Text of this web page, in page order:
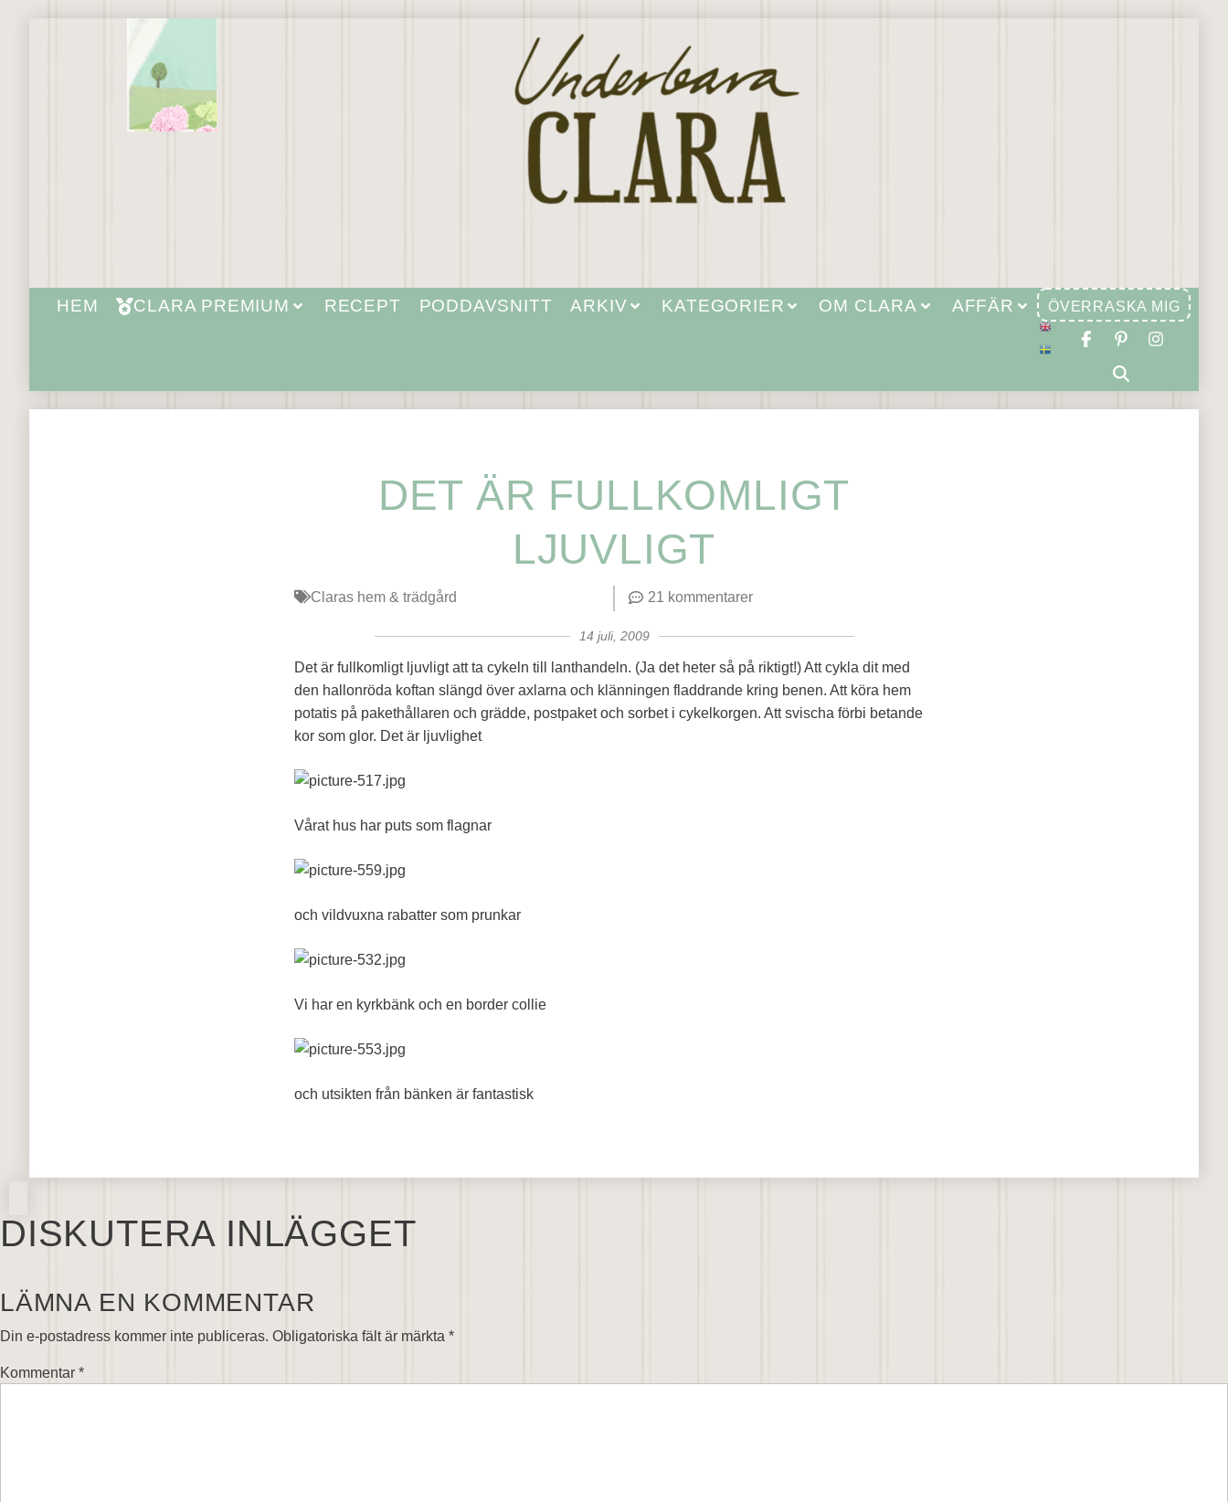
HEM CLARA PREMIUM RECEPT PODDAVSNITT ARKIV KATEGORIER OM CLARA AFFÄR ÖVERRASKA MIG
DET ÄR FULLKOMLIGT
LJUVLIGT
Claras hem & trädgård 21 kommentarer
14 juli, 2009
Det är fullkomligt ljuvligt att ta cykeln till lanthandeln. (Ja det heter så på riktigt!) Att cykla dit med
den hallonröda koftan slängd över axlarna och klänningen fladdrande kring benen. Att köra hem
potatis på pakethållaren och grädde, postpaket och sorbet i cykelkorgen. Att svischa förbi betande
kor som glor. Det är ljuvlighet
Vårat hus har puts som flagnar
och vildvuxna rabatter som prunkar
Vi har en kyrkbänk och en border collie
och utsikten från bänken är fantastisk
DISKUTERA INLÄGGET
LÄMNA EN KOMMENTAR
Din e-postadress kommer inte publiceras. Obligatoriska fält är märkta *
Kommentar *